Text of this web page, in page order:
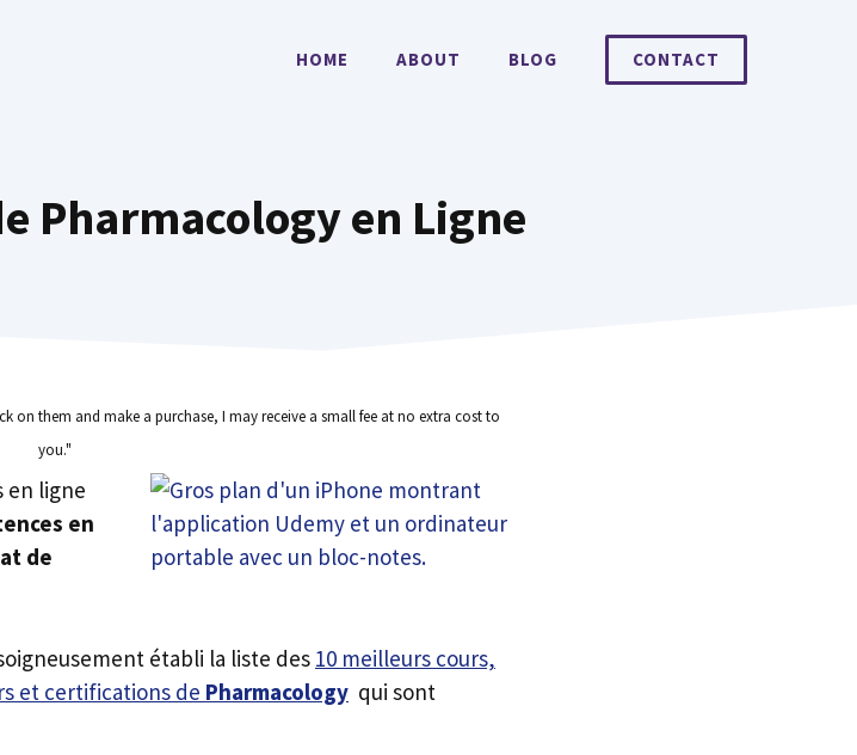
HOME ABOUT BLOG CONTACT
Pharmacology en Ligne
them and make a purchase, I may receive a small fee at no extra cost to
you."
en ligne
en
de
établi la liste des 10 meilleurs cours,
et certifications de Pharmacology qui sont